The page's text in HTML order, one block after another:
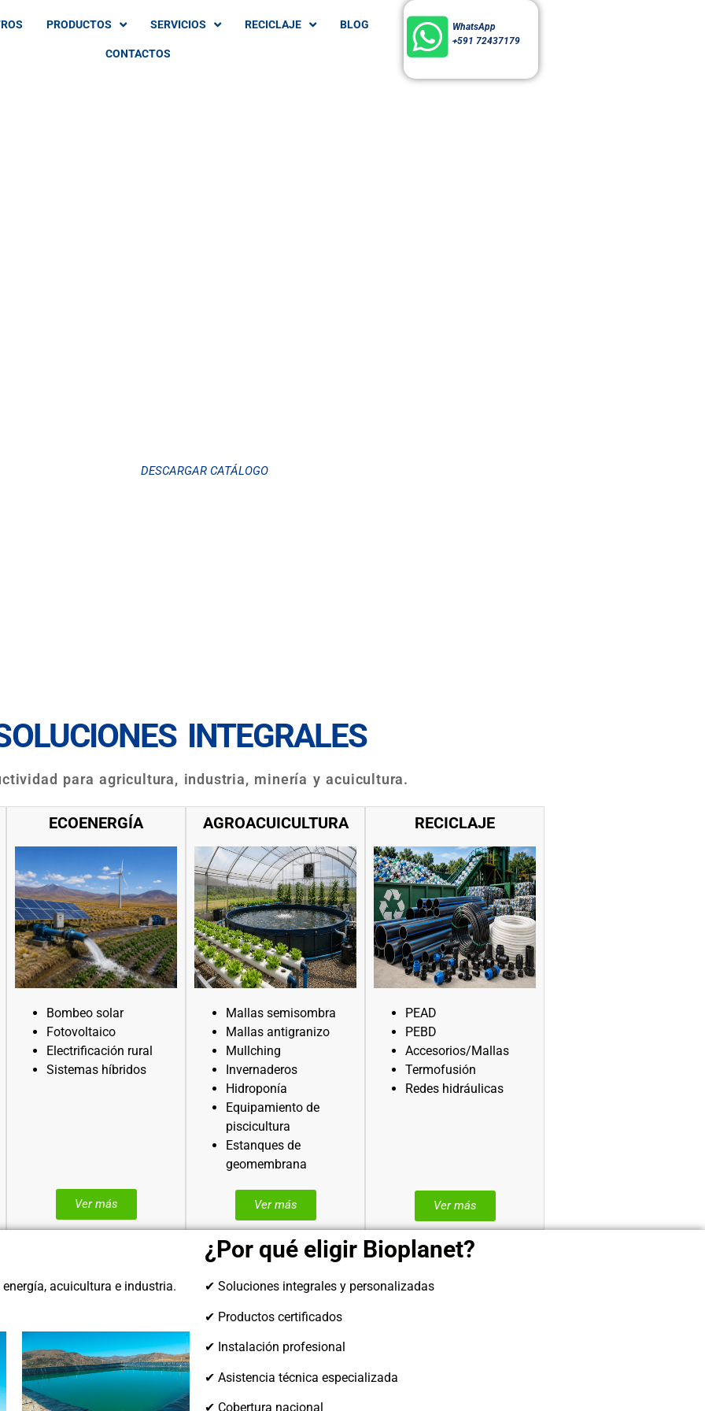
PRODUCTOS SERVICIOS RECICLAJE BLOG
CONTACTOS
WhatsApp
+591 72437179
DESCARGAR CATÁLOGO
INTEGRALES
para agricultura, industria, minería y acuicultura.
ECOENERGÍA
Bombeo solar
Fotovoltaico
Electrificación rural
Sistemas híbridos
Ver más
AGROACUICULTURA
Mallas semisombra
Mallas antigranizo
Mullching
Invernaderos
Hidroponía
Equipamiento de
piscicultura
Estanques de
geomembrana
Ver más
RECICLAJE
PEAD
PEBD
Accesorios/Mallas
Termofusión
Redes hidráulicas
Ver más
acuicultura e industria.
¿Por qué eligir Bioplanet?
✔ Soluciones integrales y personalizadas
✔ Productos certificados
✔ Instalación profesional
✔ Asistencia técnica especializada
✔ Cobertura nacional